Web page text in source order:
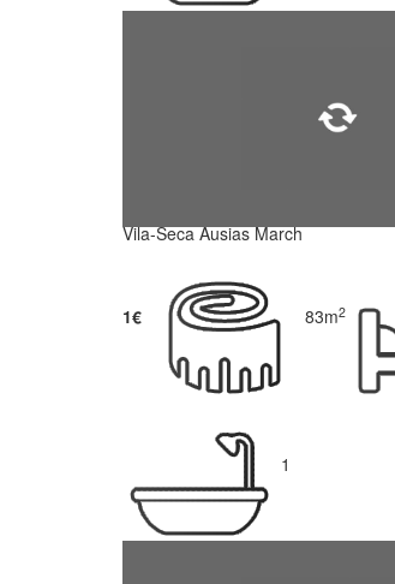
Vila-Seca Ausias March
1€ 83m2
1